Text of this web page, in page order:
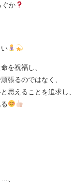
ぐか
を祝福し、
張るのではなく、
思えることを追求し、
、